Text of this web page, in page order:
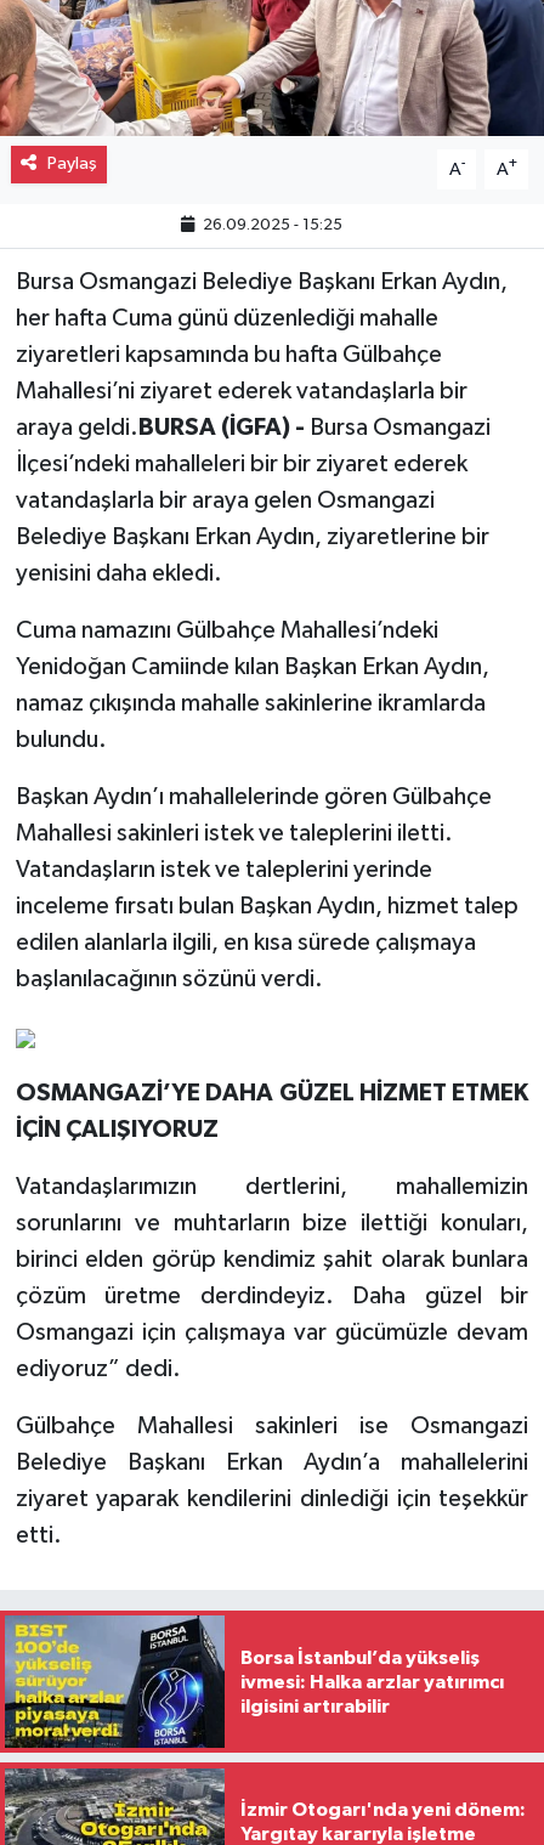
Paylaş A- A+
26.09.2025 - 15:25
Bursa Osmangazi Belediye Başkanı Erkan Aydın,
her hafta Cuma günü düzenlediği mahalle
ziyaretleri kapsamında bu hafta Gülbahçe
Mahallesi’ni ziyaret ederek vatandaşlarla bir
araya geldi. BURSA (İGFA) - Bursa Osmangazi
İlçesi’ndeki mahalleleri bir bir ziyaret ederek
vatandaşlarla bir araya gelen Osmangazi
Belediye Başkanı Erkan Aydın, ziyaretlerine bir
yenisini daha ekledi.
Cuma namazını Gülbahçe Mahallesi’ndeki
Yenidoğan Camiinde kılan Başkan Erkan Aydın,
namaz çıkışında mahalle sakinlerine ikramlarda
bulundu.
Başkan Aydın’ı mahallelerinde gören Gülbahçe
Mahallesi sakinleri istek ve taleplerini iletti.
Vatandaşların istek ve taleplerini yerinde
inceleme fırsatı bulan Başkan Aydın, hizmet talep
edilen alanlarla ilgili, en kısa sürede çalışmaya
başlanılacağının sözünü verdi.
OSMANGAZİ’YE DAHA GÜZEL HİZMET ETMEK
İÇİN ÇALIŞIYORUZ
Vatandaşlarımızın dertlerini, mahallemizin
sorunlarını ve muhtarların bize ilettiği konuları,
birinci elden görüp kendimiz şahit olarak bunlara
çözüm üretme derdindeyiz. Daha güzel bir
Osmangazi için çalışmaya var gücümüzle devam
ediyoruz” dedi.
Gülbahçe Mahallesi sakinleri ise Osmangazi
Belediye Başkanı Erkan Aydın’a mahallelerini
ziyaret yaparak kendilerini dinlediği için teşekkür
etti.
Borsa İstanbul’da yükseliş
ivmesi: Halka arzlar yatırımcı
ilgisini artırabilir
İzmir Otogarı'nda yeni dönem:
Yargıtay kararıyla işletme
Gayrimenkul
Spor
Eğitim